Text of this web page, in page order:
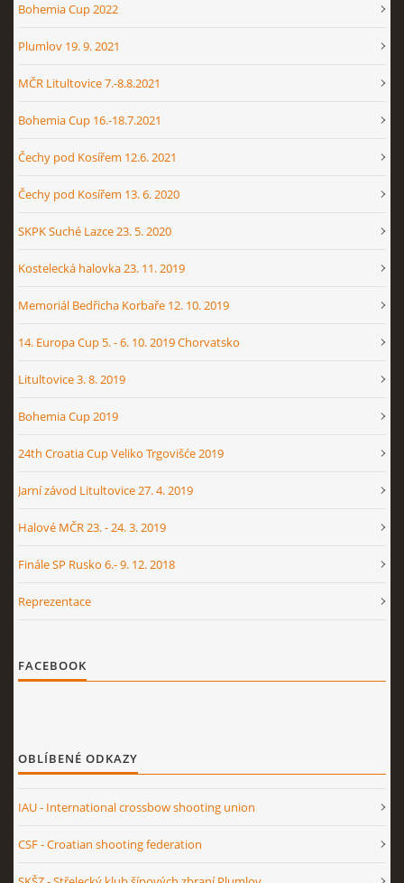
Bohemia Cup 2022
Plumlov 19. 9. 2021
MČR Litultovice 7.-8.8.2021
Bohemia Cup 16.-18.7.2021
Čechy pod Kosířem 12.6. 2021
Čechy pod Kosířem 13. 6. 2020
SKPK Suché Lazce 23. 5. 2020
Kostelecká halovka 23. 11. 2019
Memoriál Bedřicha Korbaře 12. 10. 2019
14. Europa Cup 5. - 6. 10. 2019 Chorvatsko
Litultovice 3. 8. 2019
Bohemia Cup 2019
24th Croatia Cup Veliko Trgovišće 2019
Jarní závod Litultovice 27. 4. 2019
Halové MČR 23. - 24. 3. 2019
Finále SP Rusko 6.- 9. 12. 2018
Reprezentace
FACEBOOK
OBLÍBENÉ ODKAZY
IAU - International crossbow shooting union
CSF - Croatian shooting federation